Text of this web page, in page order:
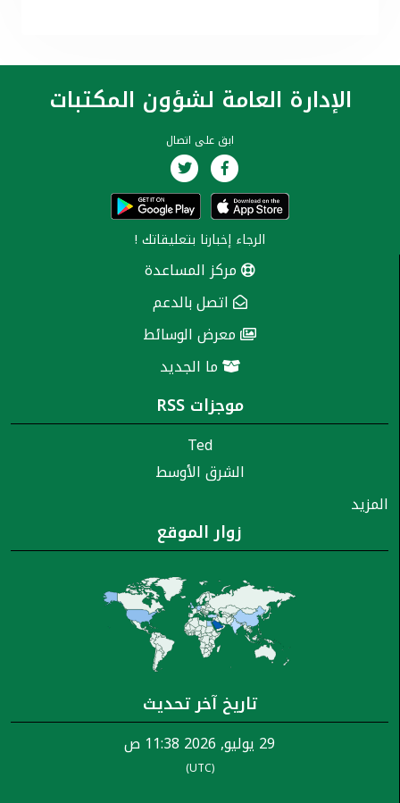
الإدارة العامة لشؤون المكتبات
ابق على اتصال
الرجاء إخبارنا بتعليقاتك !
مركز المساعدة
اتصل بالدعم
معرض الوسائط
ما الجديد
موجزات RSS
Ted
الشرق الأوسط
المزيد
زوار الموقع
تاريخ آخر تحديث
29 يوليو, 2026 11:38 ص
(UTC)